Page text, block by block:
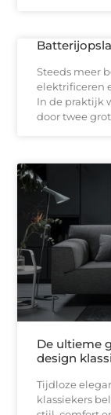
Steeds meer
elektrificeren
In de praktijk
door twee
De ultieme
design
Tijdloze
klassiekers